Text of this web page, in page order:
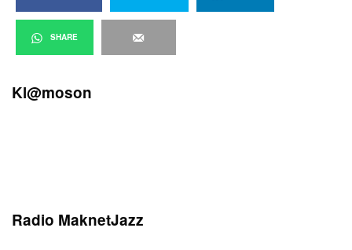
SHARE
Kl@moson
Radio MaknetJazz